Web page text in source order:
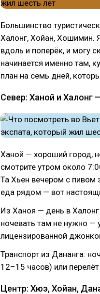
Большинство
Халонг, Хойан, Хошимин.
вдоль и поперёк, и могу
начинается именно там,
план на семь дней,
Север: Ханой и Халонг
Ханой — хороший город,
смотрите утром около
Та Хьен вечером с пивом
еда рядом — вот
Из Ханоя — день в
ночевать там не нужно —
лицензированной
Транспорт из Дананга:
12–15 часов) или
Центр: Хюэ, Хойан,